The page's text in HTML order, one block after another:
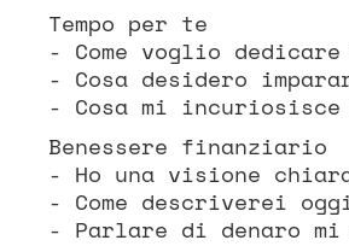
Tempo per te
- Come voglio
- Cosa desidero
- Cosa mi incuriosisce
Benessere finanziario
- Ho una visione
- Come descriverei
- Parlare di denaro mi